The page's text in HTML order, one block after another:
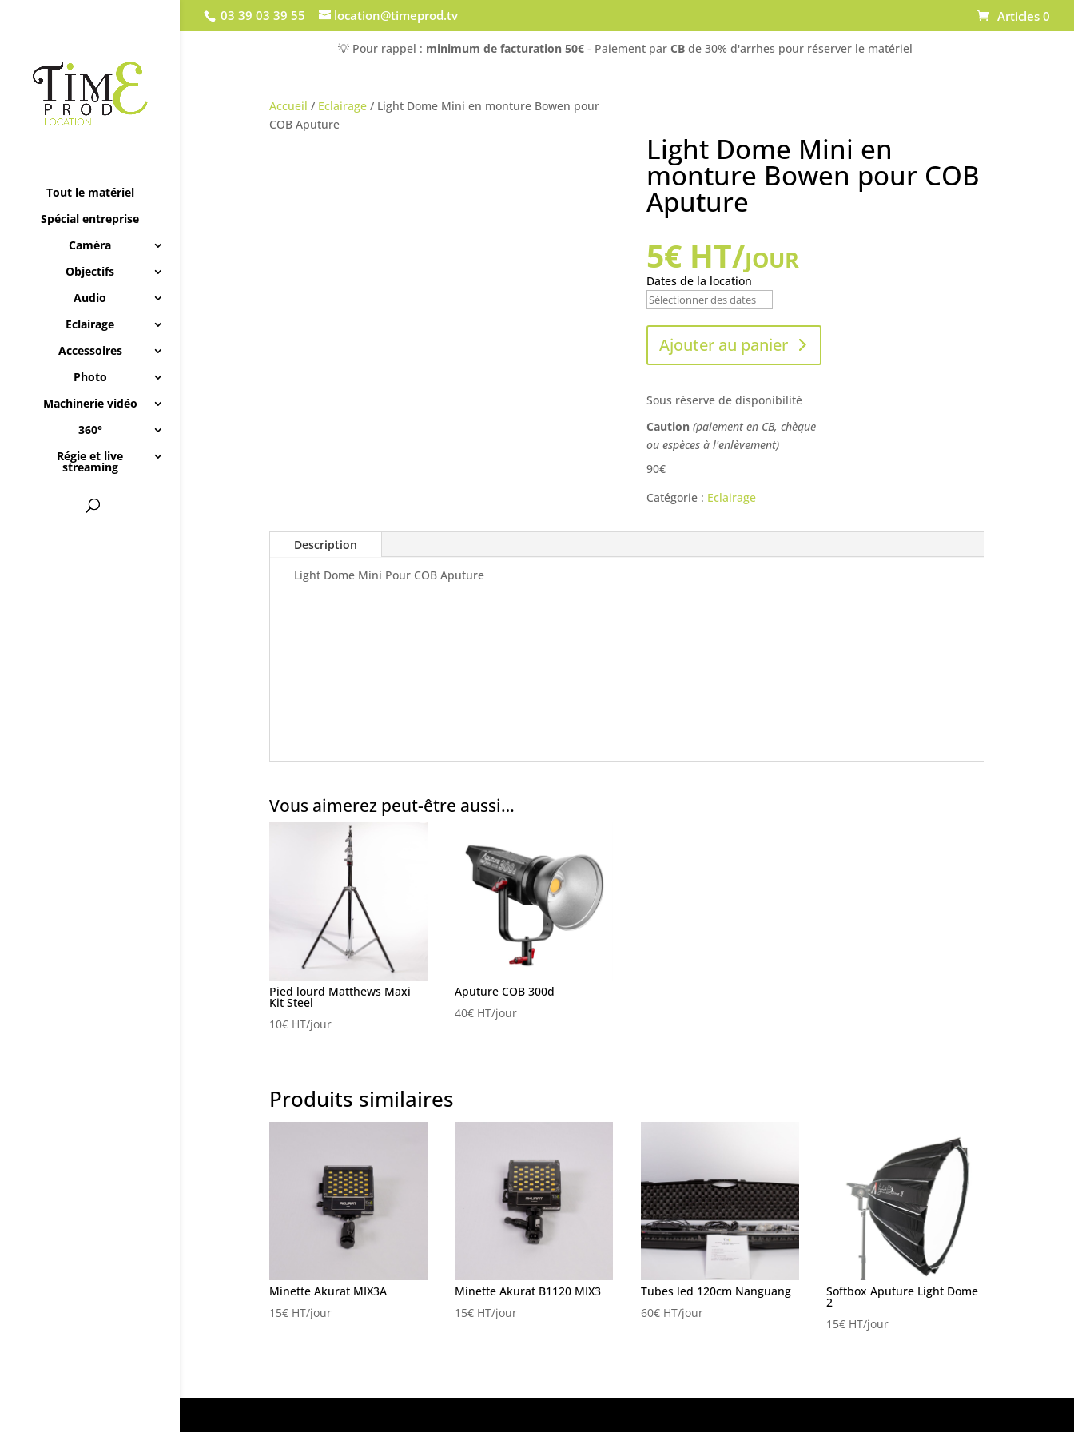
03 39 03 39 55 location@timeprod.tv Articles 0
Tout le matériel
Spécial entreprise
Caméra
Objectifs
Audio
Eclairage
Accessoires
Photo
Machinerie vidéo
360°
Régie et live
streaming
💡 Pour rappel : minimum de facturation 50€ - Paiement par CB de 30% d'arrhes pour réserver le matériel
Accueil / Eclairage/ Light Dome Mini en monture Bowen pour
COB Aputure
Light Dome Mini en
monture Bowen pour COB
Aputure
5€ HT/jour
Dates de la location
Ajouter au panier
Sous réserve de disponibilité
Caution (paiement en CB, chèque
ou espèces à l'enlèvement)
90€
Catégorie : Eclairage
Description
Light Dome Mini Pour COB Aputure
Vous aimerez peut-être aussi…
Pied lourd Matthews Maxi
Kit Steel
10€HT/jour
Aputure COB 300d
40€ HT/jour
Produits similaires
Minette Akurat MIX3A
15€HT/jour
Minette Akurat B1120 MIX3
15€ HT/jour
Tubes led 120cm Nanguang
60€HT/jour
Softbox Aputure Light Dome
2
15€HT/jour